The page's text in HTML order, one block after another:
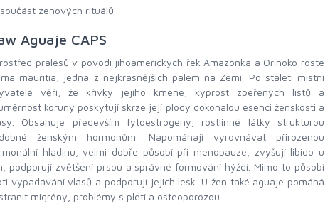
součást zenových rituálů
Aguaje CAPS
pralesů v povodí jihoamerických řek Amazonka a Orinoko roste
mauritia, jedna z nejkrásnějších palem na Zemi. Po staletí místní
věří, že křivky jejího kmene, kyprost zpeřených listů a
koruny poskytují skrze její plody dokonalou esenci ženskosti a
Obsahuje především fytoestrogeny, rostlinné látky strukturou
ženským hormonům. Napomáhají vyrovnávat přirozenou
hladinu, velmi dobře působí při menopauze, zvyšují libido u
podporují zvětšení prsou a správné formování hýždí. Mimo to působí
vypadávání vlasů a podporují jejich lesk. U žen také aguaje pomáhá
migrény, problémy s pletí a osteoporózou.